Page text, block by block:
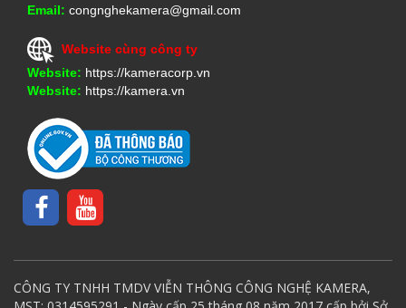
Email: congnghekamera@gmail.com
Website cùng công ty
Website: https://kameracorp.vn
Website: https://kamera.vn
CÔNG TY TNHH TMDV VIỄN THÔNG CÔNG NGHỆ KAMERA,